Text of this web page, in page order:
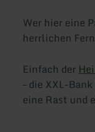
Wer hier eine
herrlichen
Einfach der
– die XXL-
eine Rast und